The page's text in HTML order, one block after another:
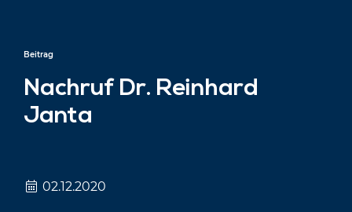
Beitrag
Nachruf Dr. Reinhard
Janta
02.12.2020